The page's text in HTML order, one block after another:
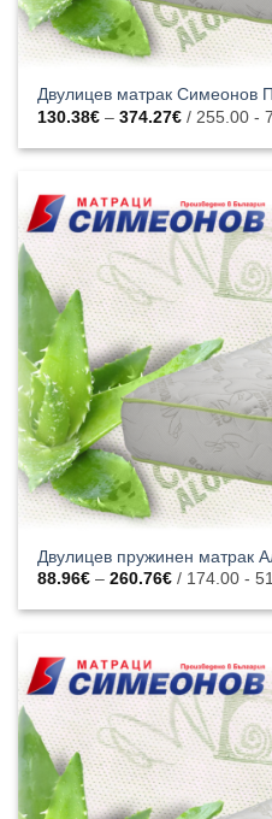
Двулицев матрак Симеонов
130.38€ – 374.27€Price
130.38€
/ 255.00 -
Двулицев пружинен матрак
88.96€ – 260.76€Price
88.96€
/ 174.00 -